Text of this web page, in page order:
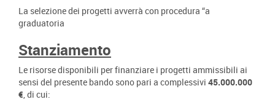
La selezione dei progetti avverrà con procedura “a
graduatoria
Stanziamento
Le risorse disponibili per finanziare i progetti ammissibili ai
sensi del presente bando sono pari a complessivi 45.000.000
€, di cui: